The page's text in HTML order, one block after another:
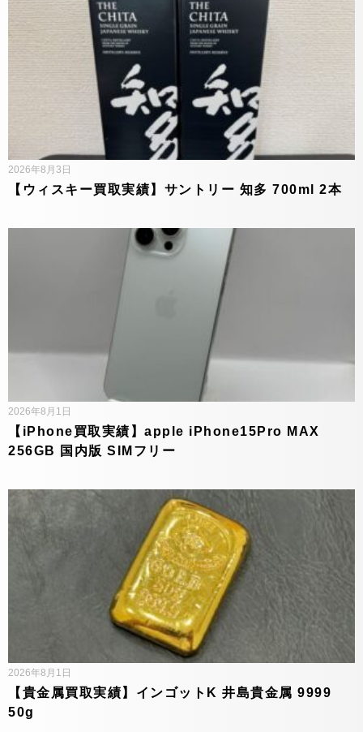
【ウィスキー買取実績】サントリー 知多 700ml 2本
2026年8月3日
【iPhone買取実績】apple iPhone15Pro MAX
256GB 国内版 SIMフリー
2026年8月1日
【貴金属買取実績】インゴットK 井島貴金属 9999
50g
2026年8月1日